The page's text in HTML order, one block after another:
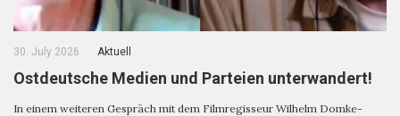
30. July 2026 Aktuell
Ostdeutsche Medien und Parteien unterwandert!
In einem weiteren Gespräch mit dem Filmregisseur Wilhelm Domke-